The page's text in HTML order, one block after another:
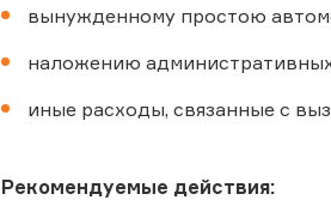
вынужденному простою
наложению
иные расходы, связанные с
Рекомендуемые действия: